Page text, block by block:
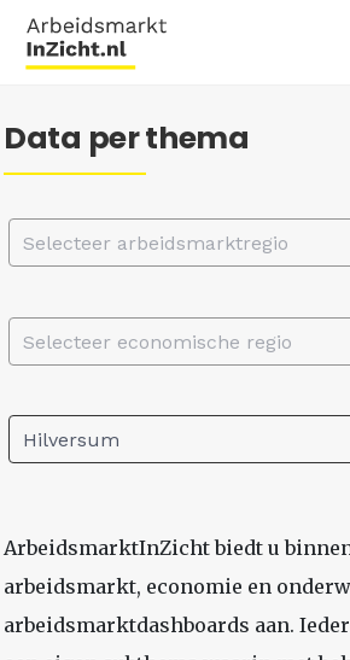
Data per thema
Selecteer arbeidsmarktregio
Selecteer economische regio
Hilversum
ArbeidsmarktInZicht biedt u binnen
arbeidsmarkt, economie en
arbeidsmarktdashboards aan.